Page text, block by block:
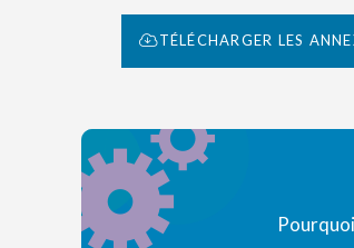
TÉLÉCHARGER LES